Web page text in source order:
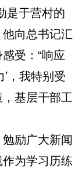
是于营村的
向总书记汇
受：“响应
，我特别受
基层干部工
励广大新闻
为学习历练